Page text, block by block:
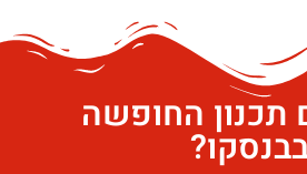
תכנון החופשה